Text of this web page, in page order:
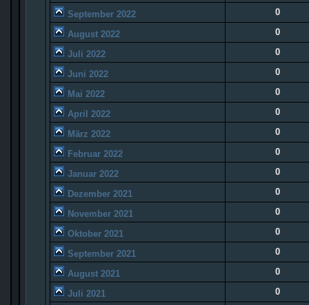
September 2022 0
August 2022 0
Juli 2022 0
Juni 2022 0
Mai 2022 0
April 2022 0
März 2022 0
Februar 2022 0
Januar 2022 0
Dezember 2021 0
November 2021 0
Oktober 2021 0
September 2021 0
August 2021 0
Juli 2021 0